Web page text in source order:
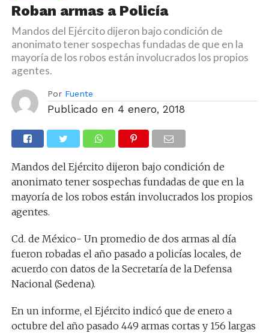
Roban armas a Policía
Mandos del Ejército dijeron bajo condición de
anonimato tener sospechas fundadas de que en la
mayoría de los robos están involucrados los propios
agentes.
Por Fuente
Publicado en 4 enero, 2018
Mandos del Ejército dijeron bajo condición de
anonimato tener sospechas fundadas de que en la
mayoría de los robos están involucrados los propios
agentes.
Cd. de México- Un promedio de dos armas al día
fueron robadas el año pasado a policías locales, de
acuerdo con datos de la Secretaría de la Defensa
Nacional (Sedena).
En un informe, el Ejército indicó que de enero a
octubre del año pasado 449 armas cortas y 156 largas